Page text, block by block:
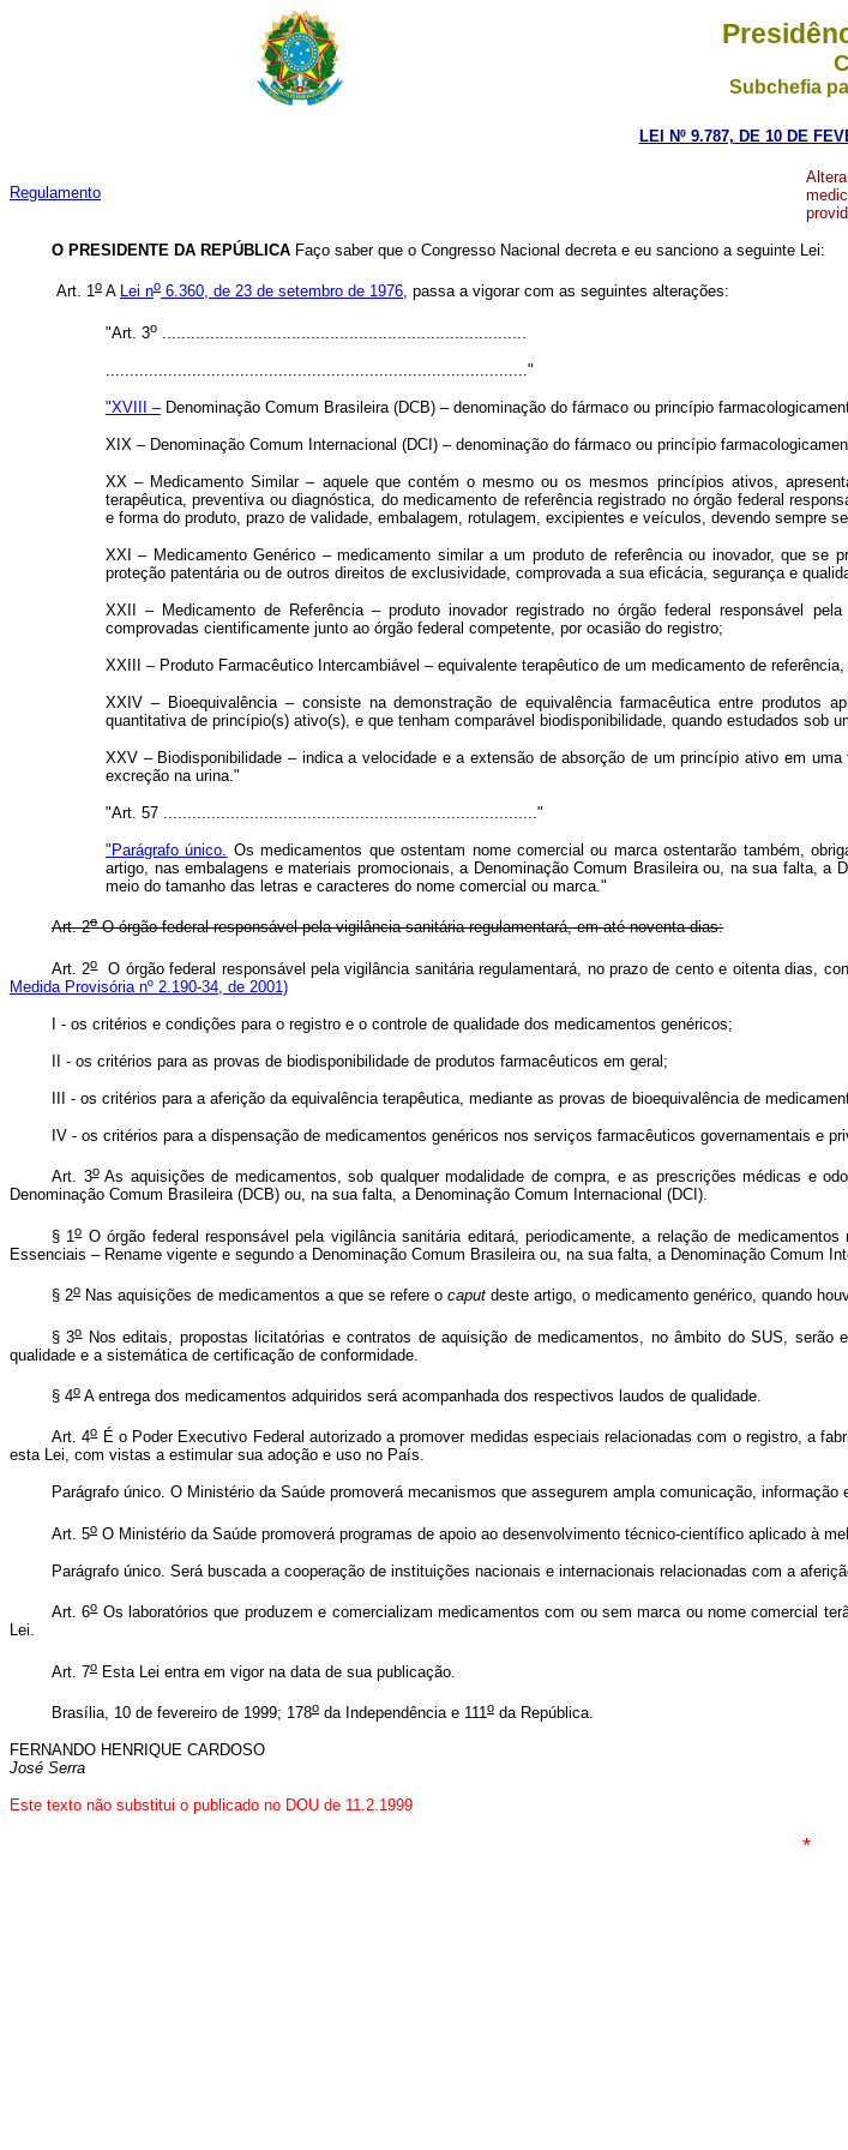
Subchefia
LEI Nº 9.787, DE 10 DE
Regulamento
O PRESIDENTE DA REPÚBLICA Faço saber que o Congresso Nacional decreta e eu sanciono a seguinte Lei:
Art. 1o A Lei no 6.360, de 23 de setembro de 1976, passa a vigorar com as seguintes alterações:
"Art. 3o
........................................................................................"
"XVIII –Denominação Comum Brasileira (DCB) – denominação do fármaco ou princípio
XIX – Denominação Comum Internacional (DCI) – denominação do fármaco ou princípio
XX – Medicamento Similar – aquele que contém o mesmo ou os mesmos princípios ativos,
terapêutica, preventiva ou diagnóstica, do medicamento de referência registrado no órgão federal
e forma do produto, prazo de validade, embalagem, rotulagem, excipientes e veículos, devendo sempre
XXI – Medicamento Genérico – medicamento similar a um produto de referência ou inovador, que se
proteção patentária ou de outros direitos de exclusividade, comprovada a sua eficácia, segurança e
XXII – Medicamento de Referência – produto inovador registrado no órgão federal responsável
comprovadas cientificamente junto ao órgão federal competente, por ocasião do registro;
XXIII – Produto Farmacêutico Intercambiável – equivalente terapêutico de um medicamento de
XXIV – Bioequivalência – consiste na demonstração de equivalência farmacêutica entre produtos
quantitativa de princípio(s) ativo(s), e que tenham comparável biodisponibilidade, quando estudados sob
XXV – Biodisponibilidade – indica a velocidade e a extensão de absorção de um princípio ativo em
excreção na urina."
"Art. 57 .............................................................................."
"Parágrafo único. Os medicamentos que ostentam nome comercial ou marca ostentarão também,
artigo, nas embalagens e materiais promocionais, a Denominação Comum Brasileira ou, na sua falta,
meio do tamanho das letras e caracteres do nome comercial ou marca."
Art. 2oO órgão federal responsável pela vigilância sanitária regulamentará, em até noventa dias:
Art. 2oO órgão federal responsável pela vigilância sanitária regulamentará, no prazo de cento e oitenta dias,
Medida Provisória nº 2.190-34, de 2001)
I - os critérios e condições para o registro e o controle de qualidade dos medicamentos genéricos;
II - os critérios para as provas de biodisponibilidade de produtos farmacêuticos em geral;
III - os critérios para a aferição da equivalência terapêutica, mediante as provas de bioequivalência de
IV - os critérios para a dispensação de medicamentos genéricos nos serviços farmacêuticos governamentais e
Art. 3oAs aquisições de medicamentos, sob qualquer modalidade de compra, e as prescrições médicas e
Denominação Comum Brasileira (DCB) ou, na sua falta, a Denominação Comum Internacional (DCI).
§ 1oO órgão federal responsável pela vigilância sanitária editará, periodicamente, a relação de
Essenciais – Rename vigente e segundo a Denominação Comum Brasileira ou, na sua falta, a Denominação Comum
§ 2o Nas aquisições de medicamentos a que se refere o caput deste artigo, o medicamento genérico, quando
§ 3oNos editais, propostas licitatórias e contratos de aquisição de medicamentos, no âmbito do SUS,
qualidade e a sistemática de certificação de conformidade.
§ 4o A entrega dos medicamentos adquiridos será acompanhada dos respectivos laudos de qualidade.
Art. 4oÉ o Poder Executivo Federal autorizado a promover medidas especiais relacionadas com o registro, a
esta Lei, com vistas a estimular sua adoção e uso no País.
Parágrafo único. O Ministério da Saúde promoverá mecanismos que assegurem ampla comunicação,
Art. 5o O Ministério da Saúde promoverá programas de apoio ao desenvolvimento técnico-científico aplicado à
Parágrafo único. Será buscada a cooperação de instituições nacionais e internacionais relacionadas com a
Art. 6oOs laboratórios que produzem e comercializam medicamentos com ou sem marca ou nome comercial
Lei.
Art. 7o Esta Lei entra em vigor na data de sua publicação.
Brasília, 10 de fevereiro de 1999; 178o da Independência e 111o da República.
FERNANDO HENRIQUE CARDOSO
José Serra
Este texto não substitui o publicado no DOU de 11.2.1999
*